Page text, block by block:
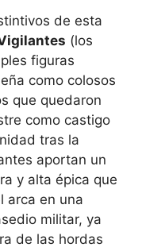
de esta
(los
figuras
como colosos
que quedaron
como castigo
tras la
aportan un
y alta épica que
arca en una
militar, ya
de las hordas